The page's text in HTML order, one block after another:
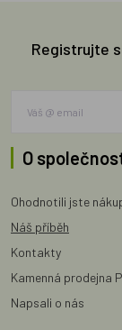
Registrujte
O
Ohodnotili jste
Náš příběh
Kontakty
Kamenná prodejna
Napsali o nás